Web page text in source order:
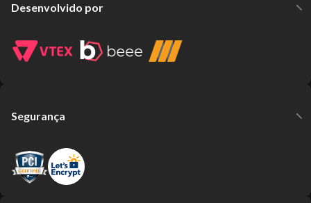
Desenvolvido por
Segurança